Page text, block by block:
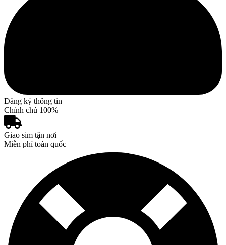
Đăng ký thông tin
Chỉnh chủ 100%
Giao sim tận nơi
Miễn phí toàn quốc